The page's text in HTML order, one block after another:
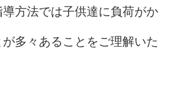
方法では子供達に負荷がか
多々あることをご理解いた